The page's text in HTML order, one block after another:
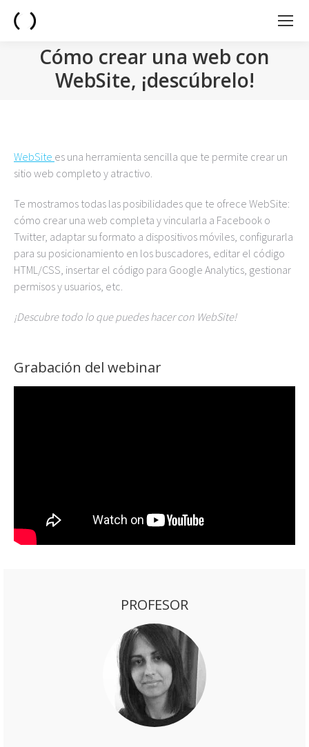
Cómo crear una web con
WebSite, ¡descúbrelo!
WebSite es una herramienta sencilla que te permite crear un
sitio web completo y atractivo.
Te mostramos todas las posibilidades que te ofrece WebSite:
cómo crear una web completa y vincularla a Facebook o
Twitter, adaptar su formato a dispositivos móviles, configurarla
para su posicionamiento en los buscadores, editar el código
HTML/CSS, insertar el código para Google Analytics, gestionar
permisos y usuarios, etc.
¡Descubre todo lo que puedes hacer con WebSite!
Grabación del webinar
PROFESOR